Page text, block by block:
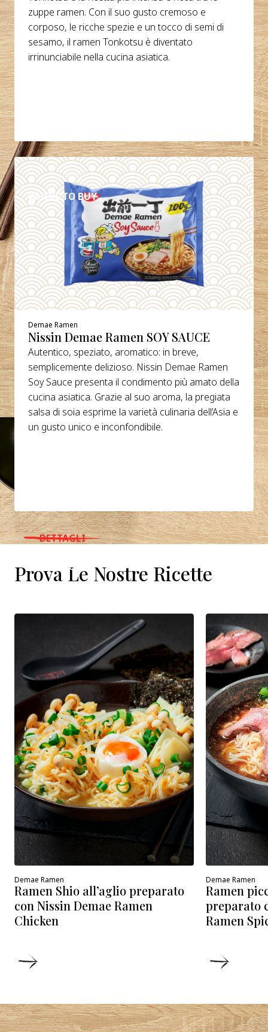
zuppe ramen. Con il suo gusto cremoso e
corposo, le ricche spezie e un tocco di semi di
sesamo, il ramen Tonkotsu è diventato
irrinunciabile nella cucina asiatica.
WHERE TO BUY
DETTAGLI
Demae Ramen
Nissin Demae Ramen SOY SAUCE
Autentico, speziato, aromatico: in breve,
semplicemente delizioso. Nissin Demae Ramen
Soy Sauce presenta il condimento più amato della
cucina asiatica. Grazie al suo aroma, la pregiata
salsa di soia esprime la varietà culinaria dell’Asia e
un gusto unico e inconfondibile.
WHERE TO BUY
DETTAGLI
Prova Le Nostre Ricette
Demae Ramen
Ramen Shio all’aglio preparato
con Nissin Demae Ramen
Chicken
Demae Ramen
Ramen
preparato
Ramen